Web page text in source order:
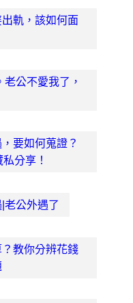
軌，該如何面
公不愛我了，
要如何蒐證？
分享！
老公外遇了
教你分辨花錢